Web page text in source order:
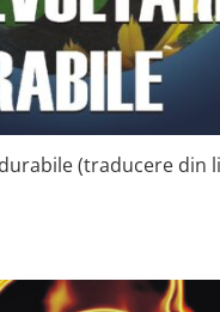
(traducere din